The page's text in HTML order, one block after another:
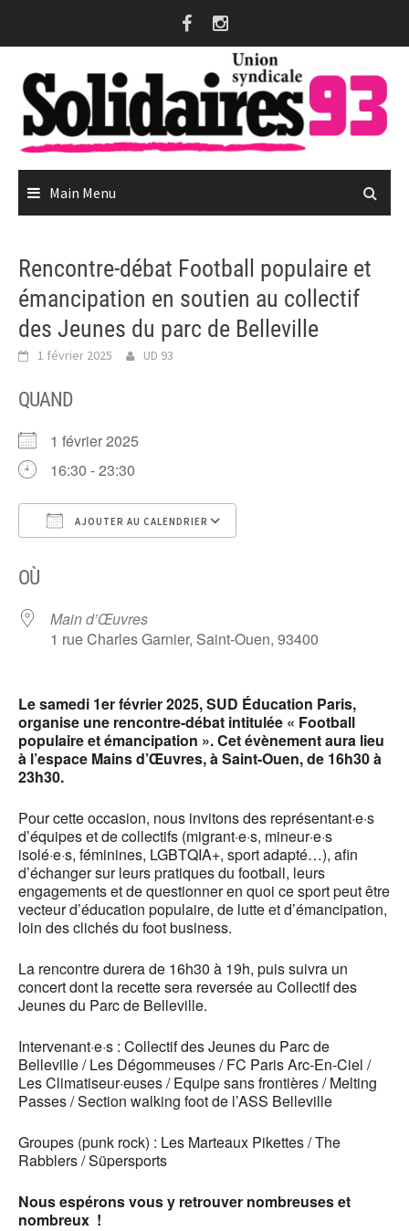
Main Menu
Rencontre-débat Football populaire et
émancipation en soutien au collectif
des Jeunes du parc de Belleville
1 février 2025 UD 93
QUAND
1 février 2025
16:30 - 23:30
AJOUTER AU CALENDRIER
OÙ
Main d’Œuvres
1 rue Charles Garnier, Saint-Ouen, 93400
Le samedi 1er février 2025, SUD Éducation Paris,
organise une rencontre-débat intitulée « Football
populaire et émancipation ». Cet évènement aura lieu
à l’espace Mains d’Œuvres, à Saint-Ouen, de 16h30 à
23h30.
Pour cette occasion, nous invitons des représentant·e·s
d’équipes et de collectifs (migrant·e·s, mineur·e·s
isolé·e·s, féminines, LGBTQIA+, sport adapté…), afin
d’échanger sur leurs pratiques du football, leurs
engagements et de questionner en quoi ce sport peut être
vecteur d’éducation populaire, de lutte et d’émancipation,
loin des clichés du foot business.
La rencontre durera de 16h30 à 19h, puis suivra un
concert dont la recette sera reversée au Collectif des
Jeunes du Parc de Belleville.
Intervenant·e·s : Collectif des Jeunes du Parc de
Belleville / Les Dégommeuses / FC Paris Arc-En-Ciel /
Les Climatiseur·euses / Equipe sans frontières / Melting
Passes / Section walking foot de l’ASS Belleville
Groupes (punk rock) : Les Marteaux Pikettes / The
Rabblers / Süpersports
Nous espérons vous y retrouver nombreuses et
nombreux !